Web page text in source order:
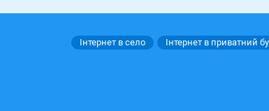
Інтернет в село Інтернет в приватний